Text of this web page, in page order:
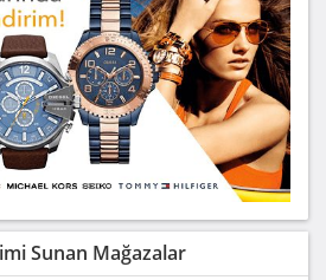
Sunan Mağazalar